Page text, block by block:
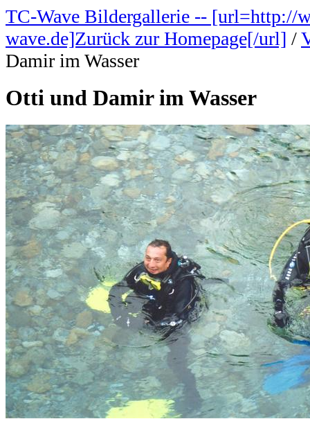
TC-Wave Bildergallerie -- [url=http://
wave.de]Zurück zur Homepage[/url] /
Damir im Wasser
Otti und Damir im Wasser